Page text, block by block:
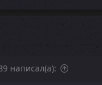
написал(а):